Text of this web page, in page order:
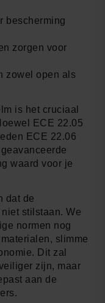
bescherming
zorgen voor
zowel open als
is het cruciaal
ECE 22.05
ECE 22.06
waard voor je
dat de
stilstaan. We
normen nog
slimme
Dit zal
zijn, maar
aan de